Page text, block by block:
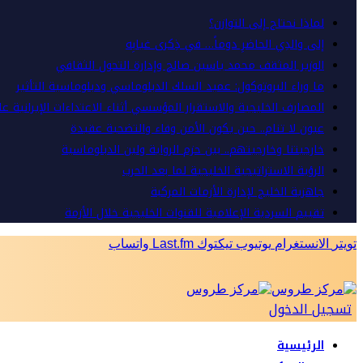
لماذا نحتاج إلى التوازن؟
إلى والدِي الحاضرِ دوماً… في ذِكرى غيابِه
الوزير المثقف محمد ياسين صالح وإدارة التحول الثقافي
ما وراء البروتوكول: عميد السلك الدبلوماسي ودبلوماسية التأثير
المصارف الخليجية والاستقرار المؤسسي أثناء الاعتداءات
عيون لا تنام.. حين يكون الأمن وفاء والتضحية عقيدة
خارجيتنا وخارجيتهم.. بين حزم الرواية ولين الدبلوماسية
الرؤية الاستراتيجية الخليجية لما بعد الحرب
جاهزية الخليج لإدارة الأزمات المركبة
تقييم السردية الإعلامية للقنوات الخليجية خلال الأزمة
تويتر الانستغرام يوتيوب تيكتوك Last.fm واتساب
تسجيل الدخول
الرئيسية